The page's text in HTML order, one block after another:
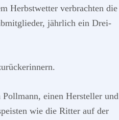
Herbstwetter verbrachten die
jährlich ein Drei-
einen Hersteller und
wie die Ritter auf der